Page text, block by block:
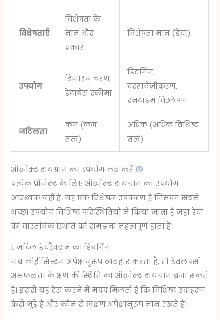
विशेषताएँ
विशेषता के
नाम और
प्रकार
विशेषता मान (डेटा)
उपयोग
डिज़ाइन चरण,
डेटाबेस स्कीमा
डिबगिंग,
दस्तावेज़ीकरण,
रनटाइम विश्लेषण
जटिलता
कम (कम
तत्व)
अधिक (अधिक विशिष्ट
तत्व)
ऑब्जेक्ट डायग्राम का उपयोग कब करें
प्रत्येक प्रोजेक्ट के लिए ऑब्जेक्ट डायग्राम का उपयोग
आवश्यक नहीं है। यह एक विशेषज्ञ उपकरण है जिसका सबसे
अच्छा उपयोग विशिष्ट परिस्थितियों में किया जाता है जहां डेटा
की वास्तविक स्थिति को समझना महत्वपूर्ण होता है।
1. जटिल इंटरैक्शन का डिबगिंग
जब कोई सिस्टम अपेक्षानुरूप व्यवहार करता है, तो डेवलपर्स
असफलता के क्षण की स्थिति का ऑब्जेक्ट डायग्राम बना सकते
हैं। इससे यह ट्रेस करने में मदद मिलती है कि विशिष्ट उदाहरण
कैसे जुड़े हैं और कौन से लक्षण अपेक्षानुरूप मान रखते हैं।